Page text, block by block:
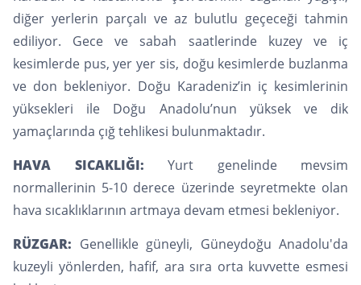
diğer yerlerin parçalı ve az bulutlu geçeceği tahmin
ediliyor. Gece ve sabah saatlerinde kuzey ve iç
kesimlerde pus, yer yer sis, doğu kesimlerde buzlanma
ve don bekleniyor. Doğu Karadeniz’in iç kesimlerinin
yüksekleri ile Doğu Anadolu’nun yüksek ve dik
yamaçlarında çığ tehlikesi bulunmaktadır.
HAVA SICAKLIĞI: Yurt genelinde mevsim
normallerinin 5-10 derece üzerinde seyretmekte olan
hava sıcaklıklarının artmaya devam etmesi bekleniyor.
RÜZGAR: Genellikle güneyli, Güneydoğu Anadolu'da
kuzeyli yönlerden, hafif, ara sıra orta kuvvette esmesi